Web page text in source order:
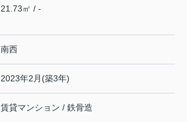
21.73㎡ / -
南西
2023年2月(築3年)
賃貸マンション / 鉄骨造